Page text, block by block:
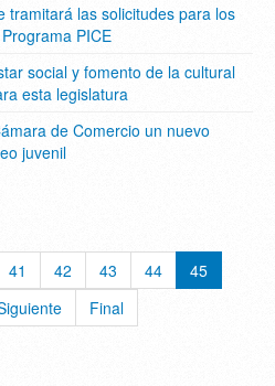
tramitará las solicitudes para los
PICE
social y fomento de la cultural
esta legislatura
de Comercio un nuevo
juvenil
41 42 43 44
45
Final